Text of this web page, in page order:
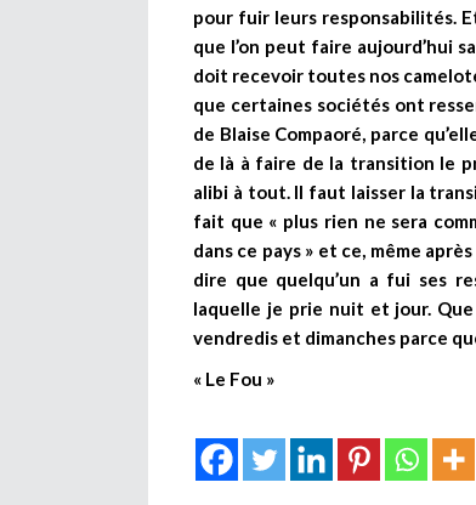
pour fuir leurs responsabilités.
que l’on peut faire aujourd’hui
doit recevoir toutes nos
que certaines sociétés ont
de Blaise Compaoré, parce
de là à faire de la transition le
alibi à tout. Il faut laisser la
fait que « plus rien ne sera
dans ce pays » et ce, même
dire que quelqu’un a fui ses
laquelle je prie nuit et jour.
vendredis et dimanches parce
« Le Fou »